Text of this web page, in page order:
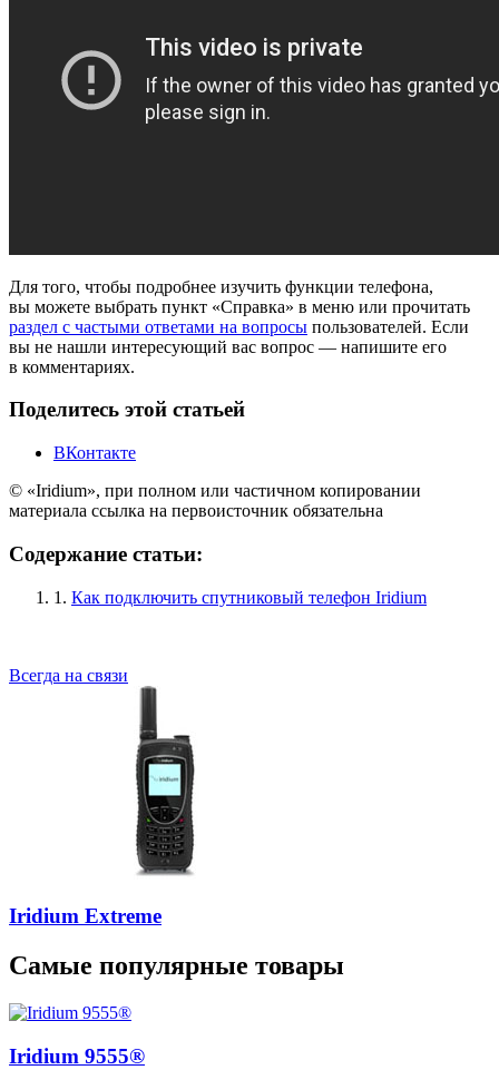
Для того, чтобы подробнее изучить функции телефона,
вы можете выбрать пункт «Справка» в меню или прочитать
раздел с частыми ответами на вопросы пользователей. Если
вы не нашли интересующий вас вопрос — напишите его
в комментариях.
Поделитесь этой статьей
ВКонтакте
© «Iridium», при полном или частичном копировании
материала ссылка на первоисточник обязательна
Содержание статьи:
1. Как подключить спутниковый телефон Iridium
Всегда на связи
Iridium Extreme
Самые популярные товары
Iridium 9555®